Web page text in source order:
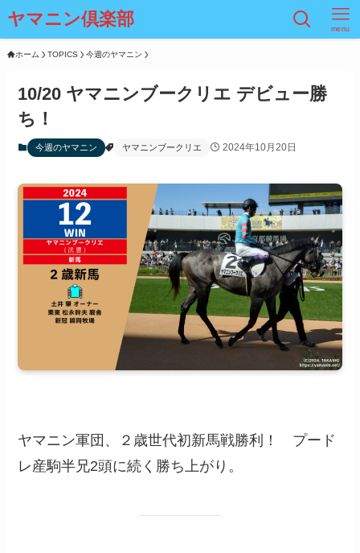
ヤマニン倶楽部 menu
ホーム TOPICS 今週のヤマニン
10/20 ヤマニンブークリエ デビュー勝
ち！
今週のヤマニン ヤマニンブークリエ 2024年10月20日
ヤマニン軍団、２歳世代初新馬戦勝利！ プード
レ産駒半兄2頭に続く勝ち上がり。